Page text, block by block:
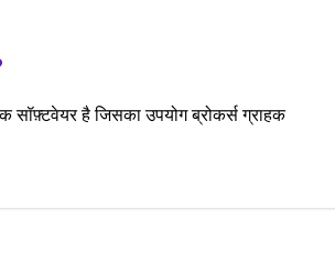
है जिसका उपयोग ब्रोकर्स ग्राहक